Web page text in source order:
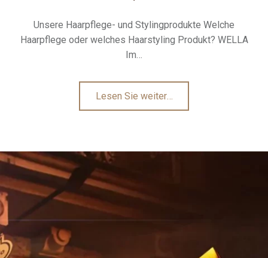
Unsere Haarpflege- und Stylingprodukte Welche
Haarpflege oder welches Haarstyling Produkt? WELLA
Im…
Lesen Sie weiter"WELLA
Professionals
…